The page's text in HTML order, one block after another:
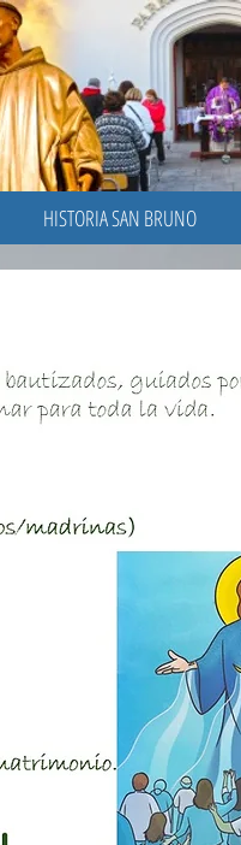
HISTORIA SAN BRUNO